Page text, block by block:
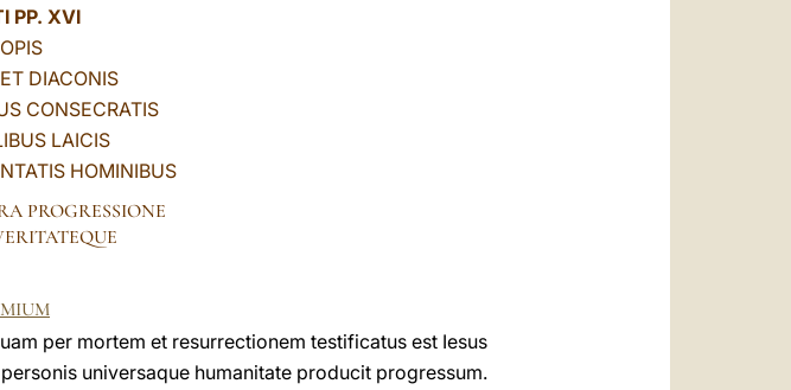
PP. XVI
DIACONIS
CONSECRATIS
LAICIS
HOMINIBUS
PROGRESSIONE
per mortem et resurrectionem testificatus est Iesus
universaque humanitate producit progressum.